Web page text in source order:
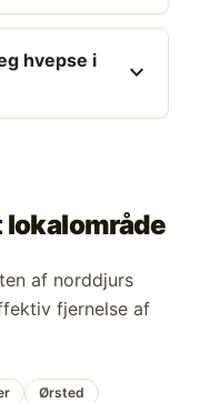
hvepse i
expand_more
af norddjurs
fjernelse af
Ørsted